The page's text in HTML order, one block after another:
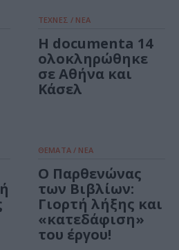
ΤΕΧΝΕΣ / ΝΕΑ
Η documenta 14
ολοκληρώθηκε
σε Αθήνα και
Κάσελ
ΘΕΜΑΤΑ / ΝΕΑ
O Παρθενώνας
των Βιβλίων:
Γιορτή λήξης και
«κατεδάφιση»
του έργου!